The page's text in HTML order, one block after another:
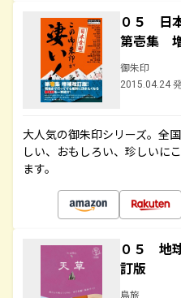
０５ 日
第壱集
御朱印
2015.04.24
大人気の御朱印シリーズ。全
しい、おもしろい、珍しいに
ます。
０５ 地
訂版
島旅